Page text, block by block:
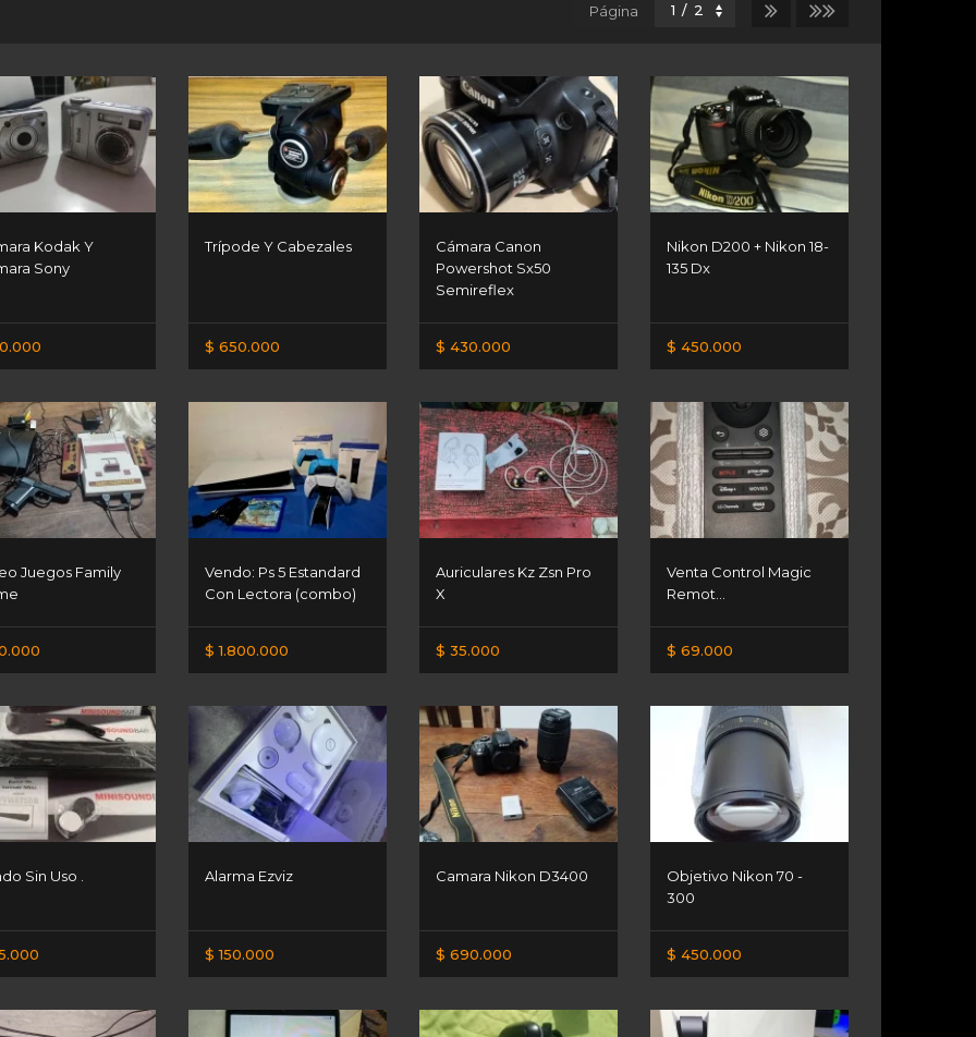
Página
Kodak Y
Sony
Trípode Y Cabezales
$ 650.000
Cámara Canon
Powershot Sx50
Semireflex
$ 430.000
Nikon D200 + Nikon 18-
135 Dx
$ 450.000
Juegos Family
Vendo: Ps 5 Estandard
Con Lectora (combo)
$ 1.800.000
Auriculares Kz Zsn Pro
X
$ 35.000
Venta Control Magic
Remot...
$ 69.000
Sin Uso . Alarma Ezviz
$ 150.000
Camara Nikon D3400
$ 690.000
Objetivo Nikon 70 -
300
$ 450.000